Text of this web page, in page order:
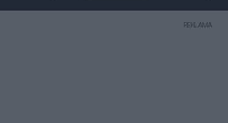
REKLAMA